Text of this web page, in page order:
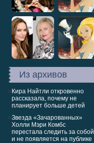
Из архивов
Кира Найтли откровенно
рассказала, почему не
планирует больше детей
Звезда «Зачарованных»
Холли Мэри Комбс
перестала следить за собой
и не появляется на публике